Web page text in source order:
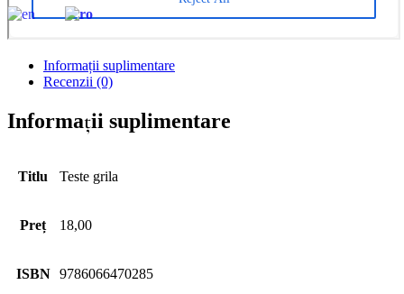
Informații suplimentare
Recenzii (0)
Informații suplimentare
Titlu Teste grila
Preț 18,00
ISBN 9786066470285